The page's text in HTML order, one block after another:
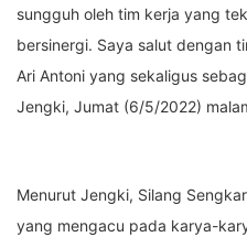
sungguh oleh tim kerja yang
bersinergi. Saya salut dengan
Ari Antoni yang sekaligus
Jengki, Jumat (6/5/2022)
Menurut Jengki, Silang
yang mengacu pada karya-